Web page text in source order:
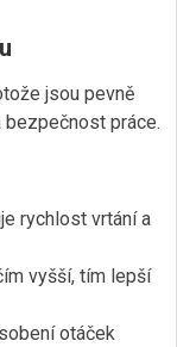
jsou pevně
práce.
rychlost vrtání a
vyšší, tím lepší
otáček